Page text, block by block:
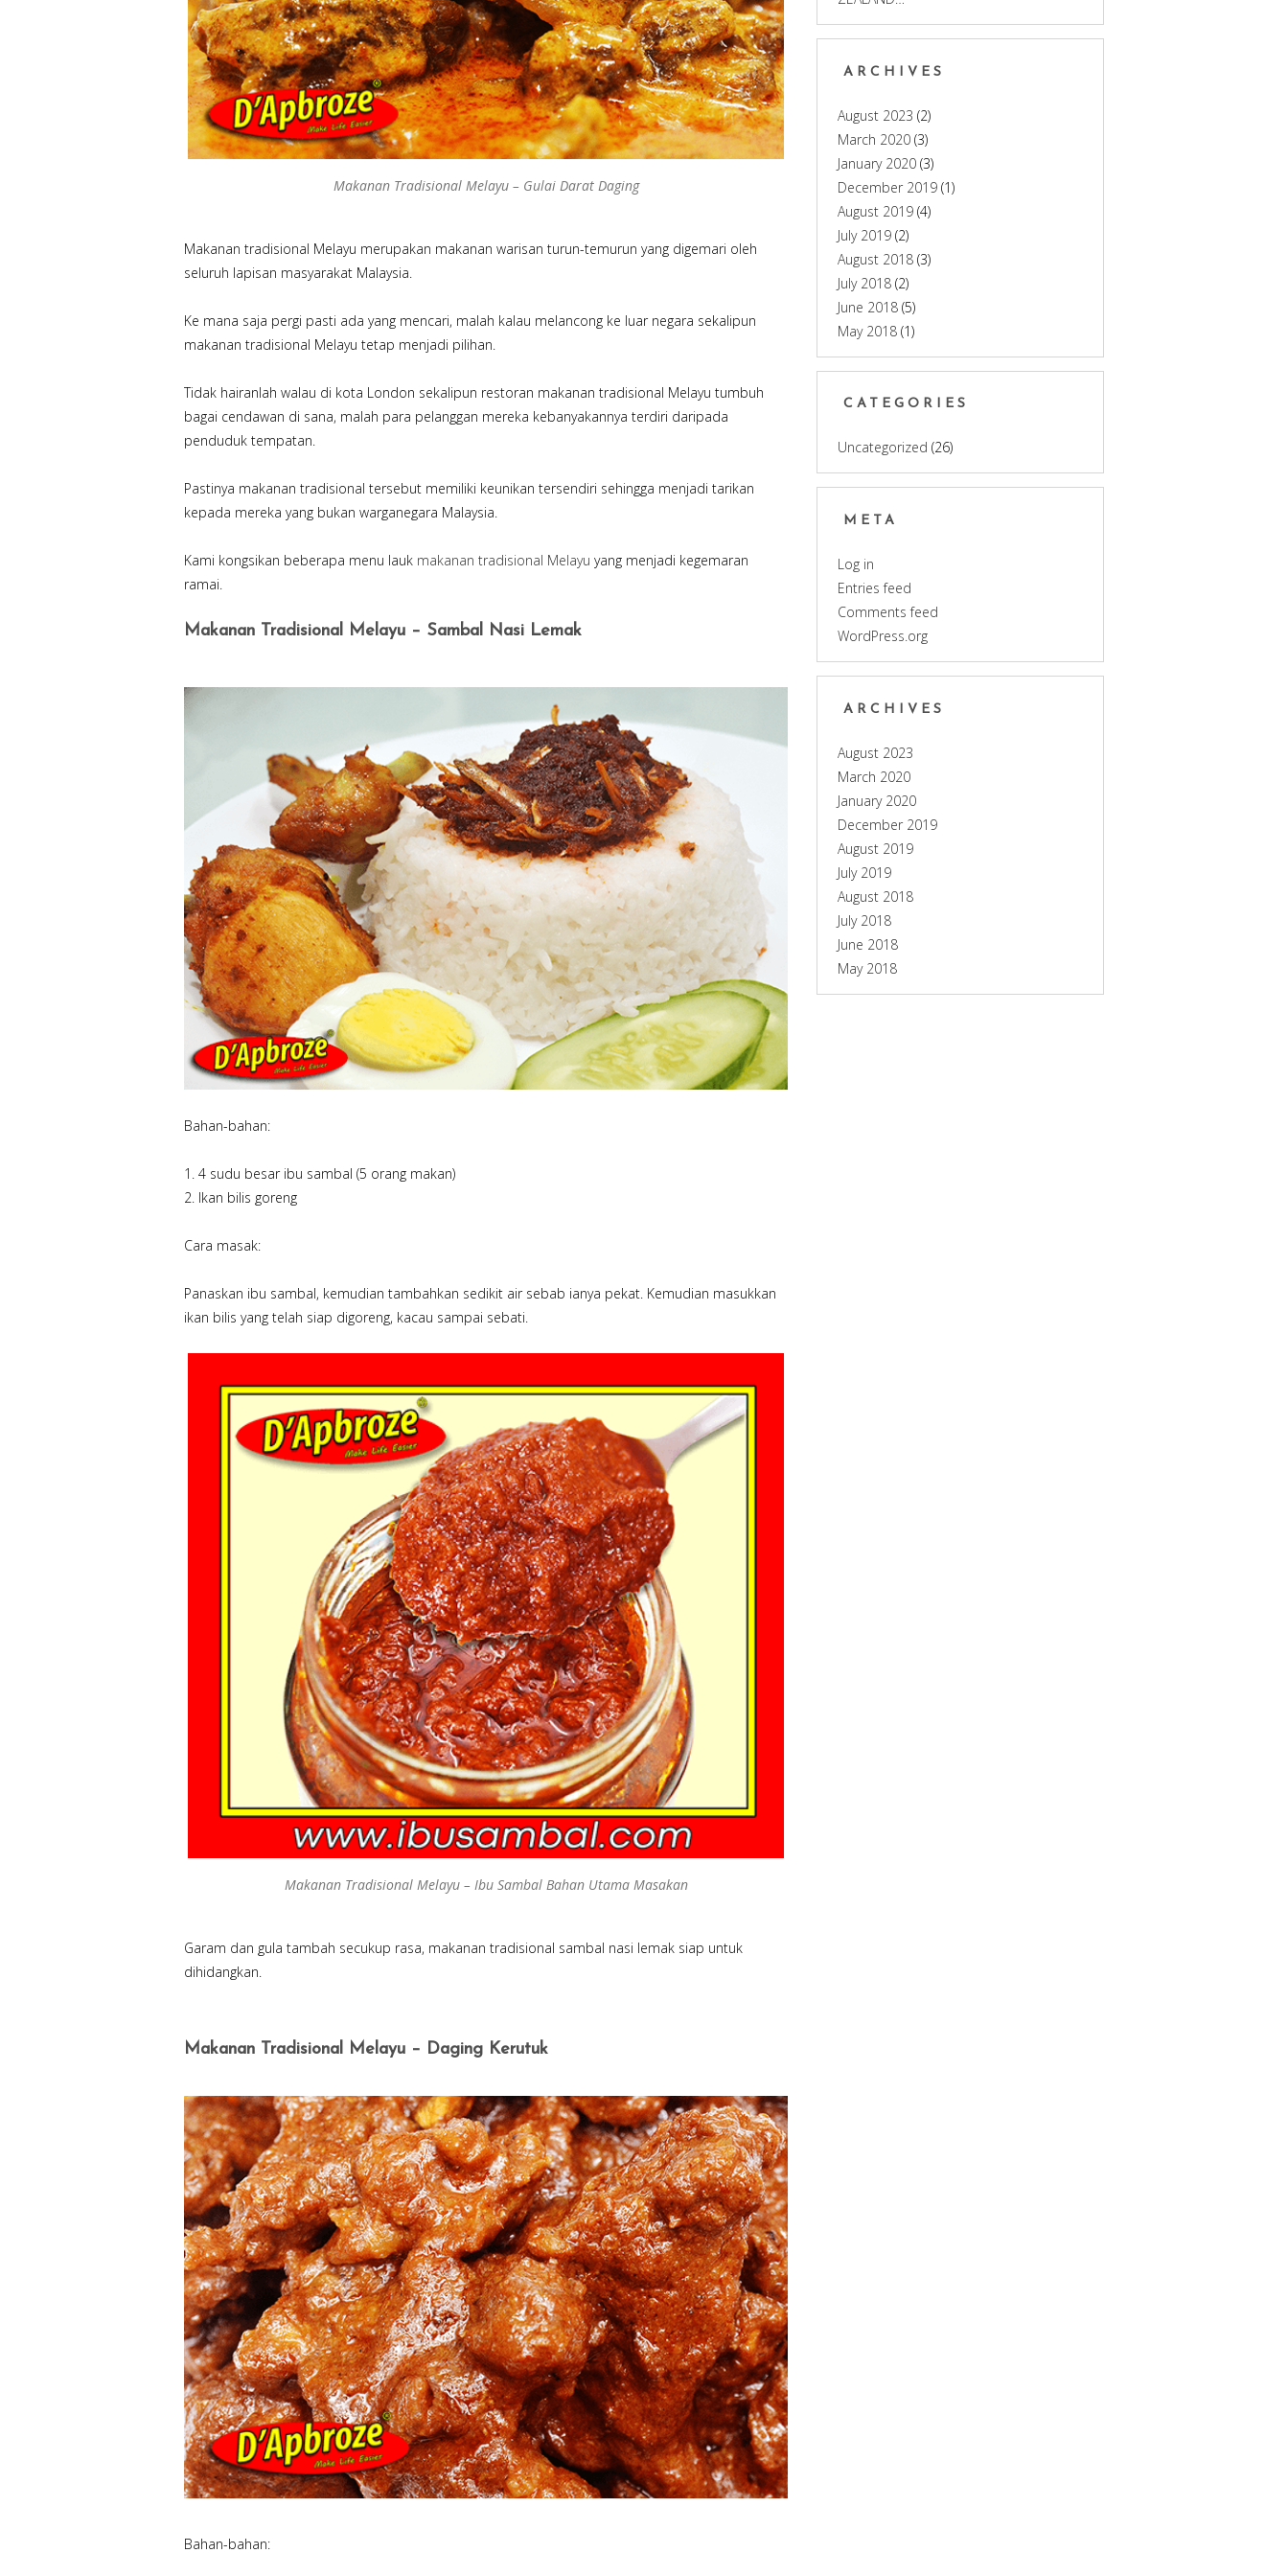
Makanan Tradisional Melayu – Gulai Darat Daging
Makanan tradisional Melayu merupakan makanan warisan turun-temurun yang digemari oleh
seluruh lapisan masyarakat Malaysia.
Ke mana saja pergi pasti ada yang mencari, malah kalau melancong ke luar negara sekalipun
makanan tradisional Melayu tetap menjadi pilihan.
Tidak hairanlah walau di kota London sekalipun restoran makanan tradisional Melayu tumbuh
bagai cendawan di sana, malah para pelanggan mereka kebanyakannya terdiri daripada
penduduk tempatan.
Pastinya makanan tradisional tersebut memiliki keunikan tersendiri sehingga menjadi tarikan
kepada mereka yang bukan warganegara Malaysia.
Kami kongsikan beberapa menu lauk makanan tradisional Melayu yang menjadi kegemaran
ramai.
Makanan Tradisional Melayu – Sambal Nasi Lemak
Bahan-bahan:
1. 4 sudu besar ibu sambal (5 orang makan)
2. Ikan bilis goreng
Cara masak:
Panaskan ibu sambal, kemudian tambahkan sedikit air sebab ianya pekat. Kemudian masukkan
ikan bilis yang telah siap digoreng, kacau sampai sebati.
Makanan Tradisional Melayu – Ibu Sambal Bahan Utama Masakan
Garam dan gula tambah secukup rasa, makanan tradisional sambal nasi lemak siap untuk
dihidangkan.
Makanan Tradisional Melayu – Daging Kerutuk
Bahan-bahan:
ARCHIVES
August 2023 (2)
March 2020 (3)
January 2020 (3)
December 2019 (1)
August 2019 (4)
July 2019 (2)
August 2018 (3)
July 2018 (2)
June 2018 (5)
May 2018 (1)
CATEGORIES
Uncategorized (26)
META
Log in
Entries feed
Comments feed
WordPress.org
ARCHIVES
August 2023
March 2020
January 2020
December 2019
August 2019
July 2019
August 2018
July 2018
June 2018
May 2018